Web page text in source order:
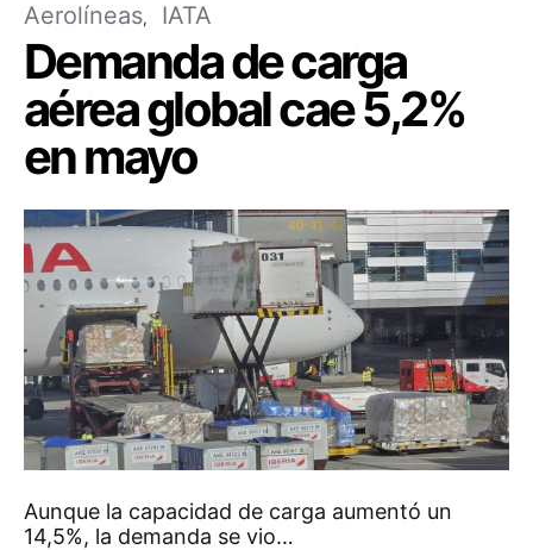
Aerolíneas IATA
Demanda de carga
aérea global cae 5,2%
en mayo
Aunque la capacidad de carga aumentó un
14,5%, la demanda se vio…